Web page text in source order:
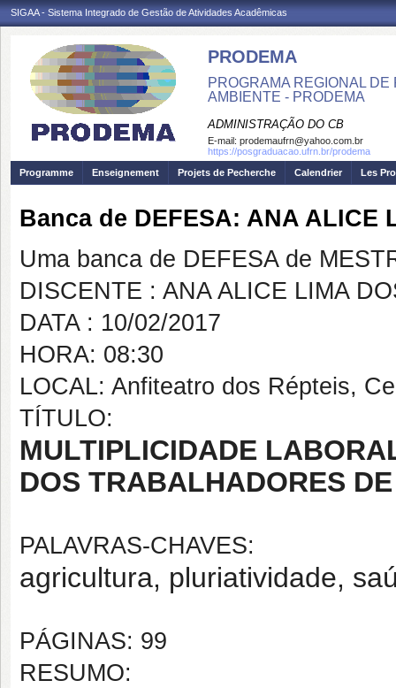
SIGAA - Sistema Integrado de Gestão de Atividades Acadêmicas
PRODEMA
PROGRAMA REGIONAL
AMBIENTE - PRODEMA
ADMINISTRAÇÃO DO CB
E-mail: prodemaufrn@yahoo.com.br
https://posgraduacao.ufrn.br/prodema
Programme
Enseignement Projets de Pecherche Calendrier Les
Banca de DEFESA: ANA ALICE
Uma banca de DEFESA de
DISCENTE : ANA ALICE LIMA
DATA : 10/02/2017
HORA: 08:30
LOCAL: Anfiteatro dos Répteis,
TÍTULO:
MULTIPLICIDADE
DOS TRABALHADORES
PALAVRAS-CHAVES:
agricultura, pluriatividade,
PÁGINAS: 99
RESUMO: